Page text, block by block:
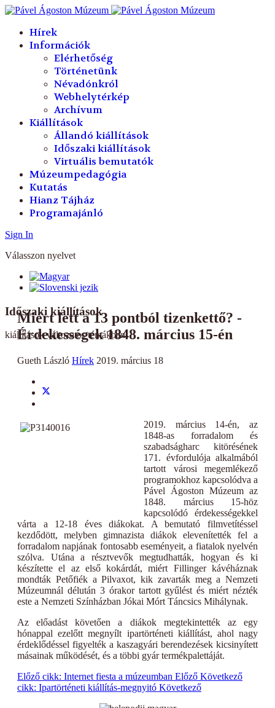
Hírek
Információk
Elérhetőség
Történetünk
Névadónkról
Webhelytérkép
Archívum
Kiállítások
Állandó kiállítások
Időszaki kiállítások
Virtuális bemutatók
Múzeumpedagógia
Kutatás
Hianz Tájház
Programajánló
Sign In
Válasszon nyelvet
Időszaki kiállítások
kiállítások változatos témákban
Miért lett a 13 pontból tizenkettő? -
Érdekességek 1848. március 15-én
Gueth László Hírek 2019. március 18
2019. március 14-én, az
1848-as forradalom és
szabadságharc kitörésének
171. évfordulója alkalmából
tartott városi megemlékező
programokhoz kapcsolódva a
Pável Ágoston Múzeum az
1848. március 15-höz
kapcsolódó érdekességekkel
várta a 12-18 éves diákokat. A bemutató filmvetítéssel
kezdődött, melyben gimnazista diákok elevenítették fel a
forradalom napjának fontosabb eseményeit, a fiatalok nyelvén
szólva. Utána a résztvevők megtudhatták, hogyan és ki
készítette el az első kokárdát, miért Fillinger kávéháznak
mondták Petőfiék a Pilvaxot, kik zavarták meg a Nemzeti
Múzeumnál délután 3 órakor tartott gyűlést és miért nézték
este a Nemzeti Színházban Jókai Mórt Táncsics Mihálynak.
Az előadást követően a diákok megtekintették az egy
hónappal ezelőtt megnyílt ipartörténeti kiállítást, ahol nagy
érdeklődéssel figyelték a kaszagyári berendezések kicsinyített
másainak működését, és a többi gyár termékpalettáját.
Előző cikk: Internet fiesta a múzeumban Előző Következő
cikk: Ipartörténeti kiállítás-megnyitó Következő
év
hónap
év
hónap